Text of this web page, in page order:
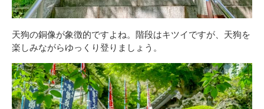
天狗の銅像が象徴的ですよね。階段はキツイですが、天狗を
楽しみながらゆっくり登りましょう。